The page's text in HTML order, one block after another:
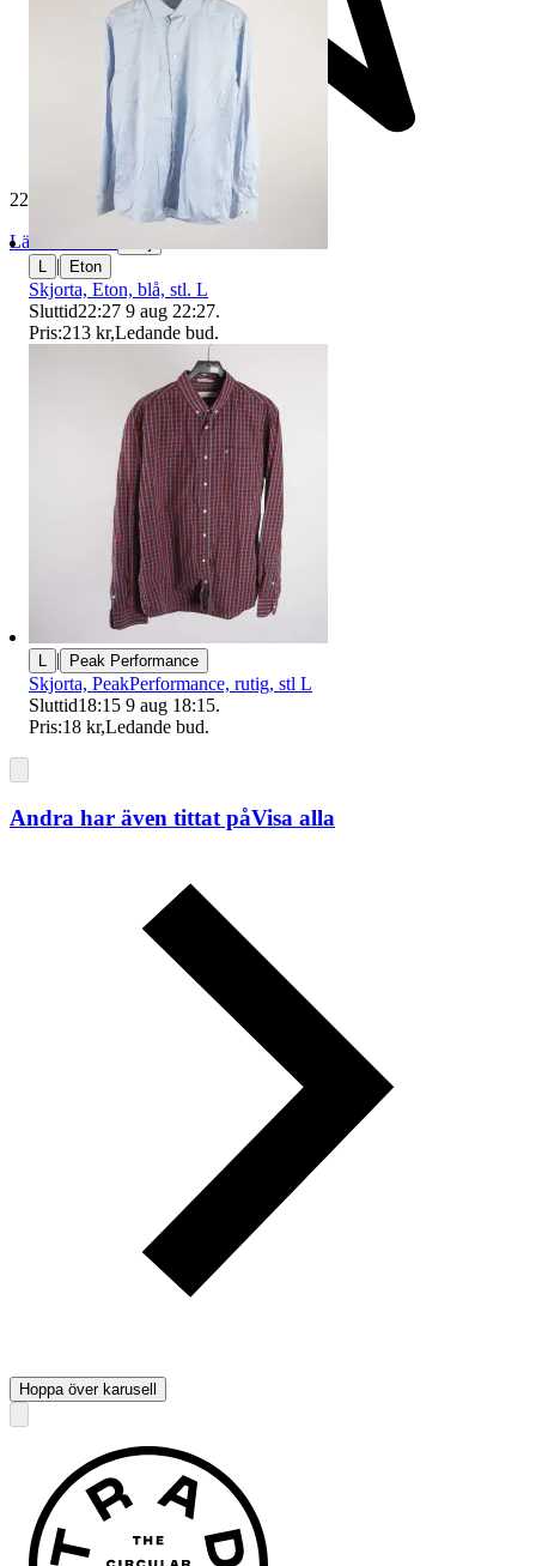
229 609 omdömen
Läs omdömen
| Eton
Skjorta, Eton, blå, stl. L
Sluttid22:27 9 aug 22:27.
Pris:213 kr,Ledande bud.
| Peak Performance
Skjorta, PeakPerformance, rutig, stl L
Sluttid18:15 9 aug 18:15.
Pris:18 kr,Ledande bud.
Andra har även tittat påVisa alla
Hoppa över karusell